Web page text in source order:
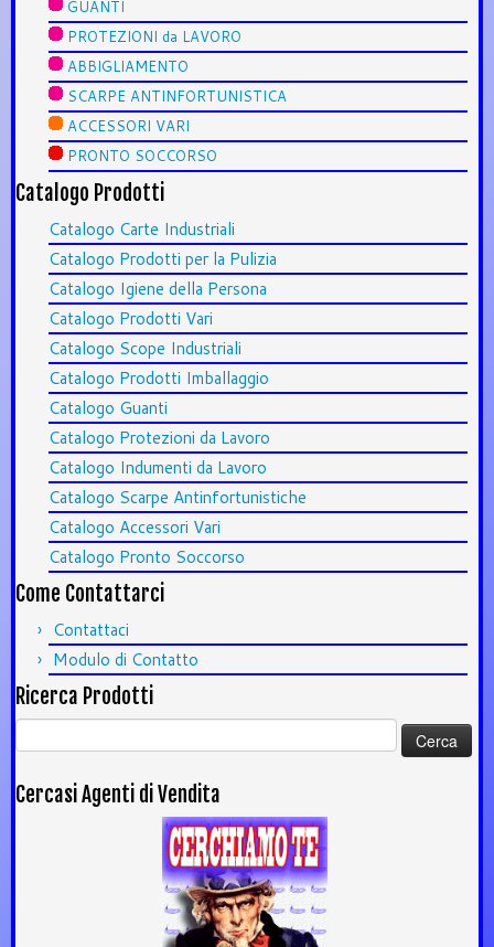
GUANTI
PROTEZIONI da LAVORO
ABBIGLIAMENTO
SCARPE ANTINFORTUNISTICA
ACCESSORI VARI
PRONTO SOCCORSO
Catalogo Prodotti
Catalogo Carte Industriali
Catalogo Prodotti per la Pulizia
Catalogo Igiene della Persona
Catalogo Prodotti Vari
Catalogo Scope Industriali
Catalogo Prodotti Imballaggio
Catalogo Guanti
Catalogo Protezioni da Lavoro
Catalogo Indumenti da Lavoro
Catalogo Scarpe Antinfortunistiche
Catalogo Accessori Vari
Catalogo Pronto Soccorso
Come Contattarci
Contattaci
Modulo di Contatto
Ricerca Prodotti
Ricerca
per:
Cercasi Agenti di Vendita